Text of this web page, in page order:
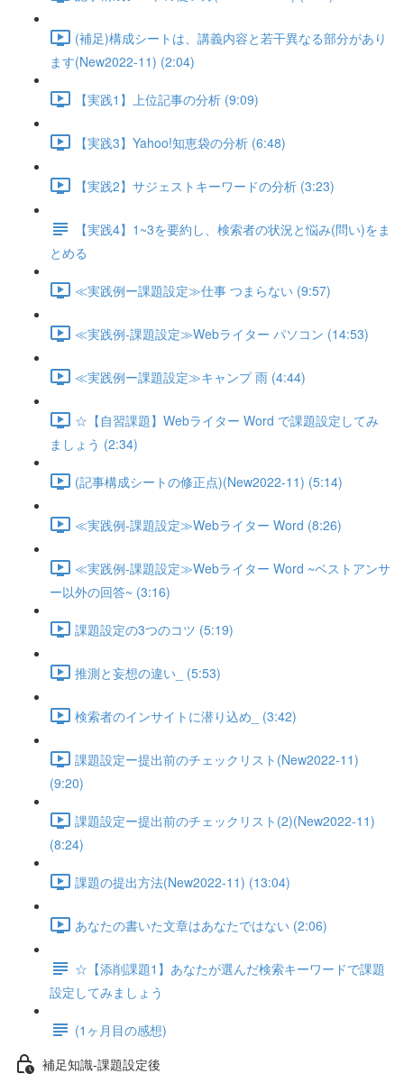
(補足)構成シートは、講義内容と若干異なる部分があり
ます(New2022-11) (2:04)
【実践1】上位記事の分析 (9:09)
【実践3】Yahoo!知恵袋の分析 (6:48)
【実践2】サジェストキーワードの分析 (3:23)
【実践4】1~3を要約し、検索者の状況と悩み(問い)をま
とめる
≪実践例ー課題設定≫仕事 つまらない (9:57)
≪実践例-課題設定≫Webライター パソコン (14:53)
≪実践例ー課題設定≫キャンプ 雨 (4:44)
☆【自習課題】Webライター Word で課題設定してみ
ましょう (2:34)
(記事構成シートの修正点)(New2022-11) (5:14)
≪実践例-課題設定≫Webライター Word (8:26)
≪実践例-課題設定≫Webライター Word ~ベストアンサ
ー以外の回答~ (3:16)
課題設定の3つのコツ (5:19)
推測と妄想の違い_ (5:53)
検索者のインサイトに潜り込め_ (3:42)
課題設定ー提出前のチェックリスト(New2022-11)
(9:20)
課題設定ー提出前のチェックリスト(2)(New2022-11)
(8:24)
課題の提出方法(New2022-11) (13:04)
あなたの書いた文章はあなたではない (2:06)
☆【添削課題1】あなたが選んだ検索キーワードで課題
設定してみましょう
(1ヶ月目の感想)
補足知識-課題設定後